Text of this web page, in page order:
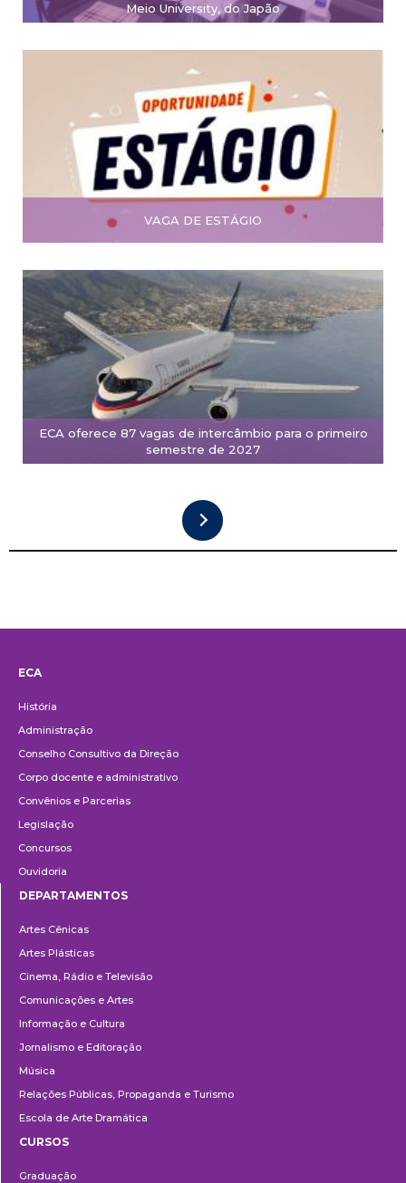
Meio University, do Japão
VAGA DE ESTÁGIO
ECA oferece 87 vagas de intercâmbio para o primeiro
semestre de 2027
ECA
História
Administração
Conselho Consultivo da Direção
Corpo docente e administrativo
Convênios e Parcerias
Legislação
Concursos
Ouvidoria
DEPARTAMENTOS
Artes Cênicas
Artes Plásticas
Cinema, Rádio e Televisão
Comunicações e Artes
Informação e Cultura
Jornalismo e Editoração
Música
Relações Públicas, Propaganda e Turismo
Escola de Arte Dramática
CURSOS
Graduação